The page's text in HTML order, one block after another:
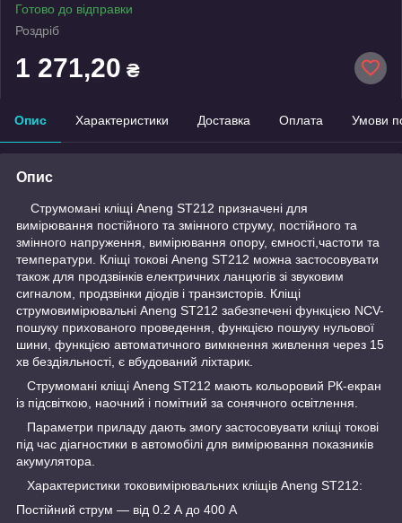
Готово до відправки
Роздріб
1 271,20 ₴
Опис Характеристики Доставка Оплата Умови
Опис
Струмомані кліщі Aneng ST212 призначені для
вимірювання постійного та змінного струму, постійного та
змінного напруження, вимірювання опору, ємності,частоти та
температури. Кліщі токові Aneng ST212 можна застосовувати
також для продзвінків електричних ланцюгів зі звуковим
сигналом, продзвінки діодів і транзисторів. Кліщі
струмовимірювальні Aneng ST212 забезпечені функцією NCV-
пошуку прихованого проведення, функцією пошуку нульової
шини, функцією автоматичного вимкнення живлення через 15
хв бездіяльності, є вбудований ліхтарик.
Струмомані кліщі Aneng ST212 мають кольоровий РК-екран
із підсвіткою, наочний і помітний за сонячного освітлення.
Параметри приладу дають змогу застосовувати кліщі токові
під час діагностики в автомобілі для вимірювання показників
акумулятора.
Характеристики токовимірювальних кліщів Aneng ST212:
Постійний струм — від 0.2 А до 400 А